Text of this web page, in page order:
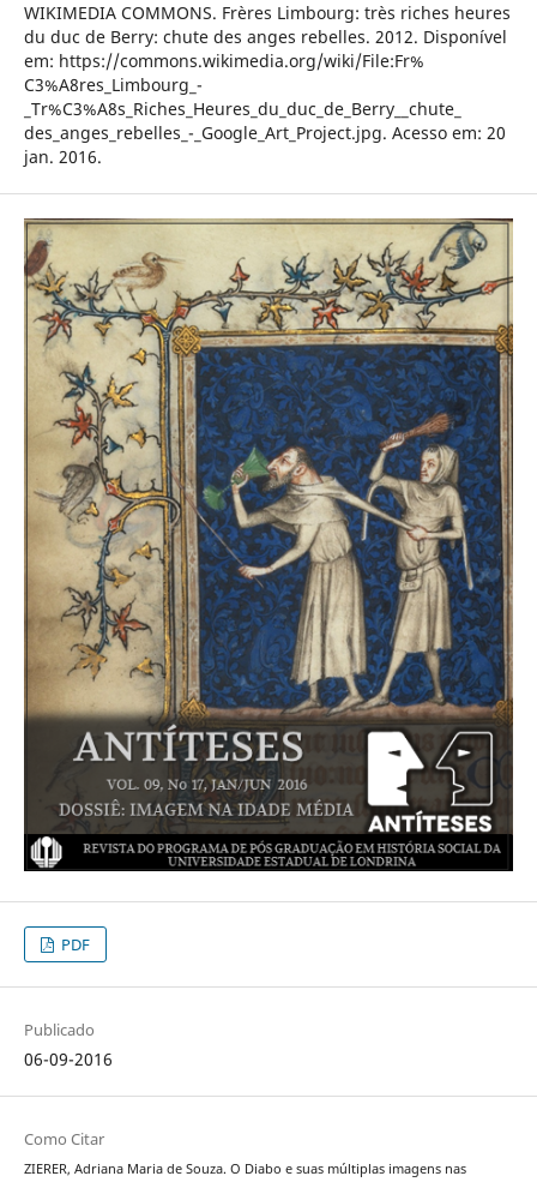
WIKIMEDIA COMMONS. Frères Limbourg: très riches heures
du duc de Berry: chute des anges rebelles. 2012. Disponível
em: https://commons.wikimedia.org/wiki/File:Fr%
C3%A8res_Limbourg_-
_Tr%C3%A8s_Riches_Heures_du_duc_de_Berry__chute_
des_anges_rebelles_-_Google_Art_Project.jpg. Acesso em: 20
jan. 2016.
PDF
Publicado
06-09-2016
Como Citar
ZIERER, Adriana Maria de Souza. O Diabo e suas múltiplas imagens nas